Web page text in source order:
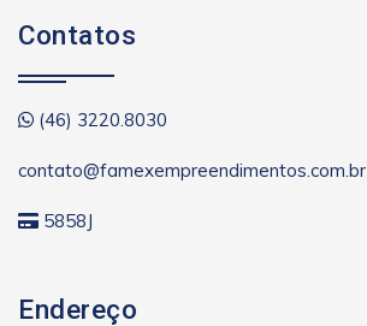
Contatos
(46) 3220.8030
contato@famexempreendimentos.com.br
5858J
Endereço